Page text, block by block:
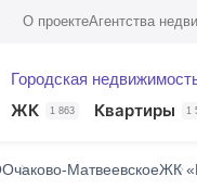
О проектеАгентства
Городская
ЖК 1 863 Квартиры 1
Очаково-МатвеевскоеЖК
ОписаниеО домеНа